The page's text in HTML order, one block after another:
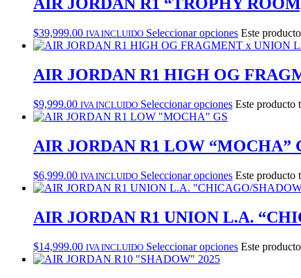
AIR JORDAN R1 “TROPHY
$39,999.00 IVA INCLUIDO Seleccionar opciones Este
AIR JORDAN R1 HIGH OG
$9,999.00 IVA INCLUIDO Seleccionar opciones Este producto
AIR JORDAN R1 LOW “MOCHA”
$6,999.00 IVA INCLUIDO Seleccionar opciones Este producto
AIR JORDAN R1 UNION L.A.
$14,999.00 IVA INCLUIDO Seleccionar opciones Este